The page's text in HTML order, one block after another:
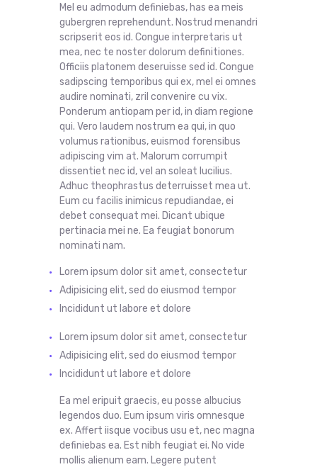
Mel eu admodum definiebas, has ea meis
gubergren reprehendunt. Nostrud menandri
scripserit eos id. Congue interpretaris ut
mea, nec te noster dolorum definitiones.
Officiis platonem deseruisse sed id. Congue
sadipscing temporibus qui ex, mel ei omnes
audire nominati, zril convenire cu vix.
Ponderum antiopam per id, in diam regione
qui. Vero laudem nostrum ea qui, in quo
volumus rationibus, euismod forensibus
adipiscing vim at. Malorum corrumpit
dissentiet nec id, vel an soleat lucilius.
Adhuc theophrastus deterruisset mea ut.
Eum cu facilis inimicus repudiandae, ei
debet consequat mei. Dicant ubique
pertinacia mei ne. Ea feugiat bonorum
nominati nam.
Lorem ipsum dolor sit amet, consectetur
Adipisicing elit, sed do eiusmod tempor
Incididunt ut labore et dolore
Lorem ipsum dolor sit amet,consectetur
Adipisicing elit, sed do eiusmod tempor
Incididunt ut labore et dolore
Ea mel eripuit graecis, eu posse albucius
legendos duo. Eum ipsum viris omnesque
ex. Affert iisque vocibus usu et, nec magna
definiebas ea. Est nibh feugiat ei. No vide
mollis alienum eam. Legere putent